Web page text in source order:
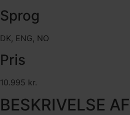
Sprog
DK, ENG, NO
Pris
10.995 kr.
BESKRIVELSE